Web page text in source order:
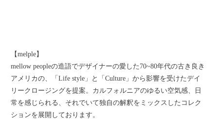
【melple】
mellow peopleの造語でデザイナーの愛した70~80年代の古き良き
アメリカの、「Life style」と「Culture」から影響を受けたデイ
リークロージングを提案。カルフォルニアのゆるい空気感、日
常を感じられる、それでいて独自の解釈をミックスしたコレク
ションを展開しております。